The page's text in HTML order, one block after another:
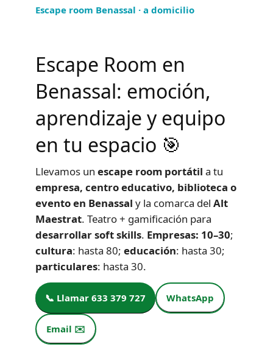
Escape room Benassal · a domicilio
Escape Room en
Benassal: emoción,
aprendizaje y equipo
en tu espacio 🎯
Llevamos un escape room portátil a tu
empresa, centro educativo, biblioteca o
evento en Benassal y la comarca del Alt
Maestrat. Teatro + gamificación para
desarrollar soft skills. Empresas: 10–30;
cultura: hasta 80; educación: hasta 30;
particulares: hasta 30.
📞 Llamar 633 379 727 WhatsApp
Email ✉️